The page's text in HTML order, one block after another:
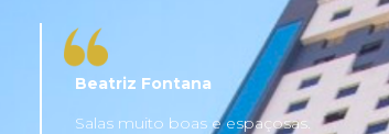
Salas muito boas e espaçosas.
Beatriz Fontana